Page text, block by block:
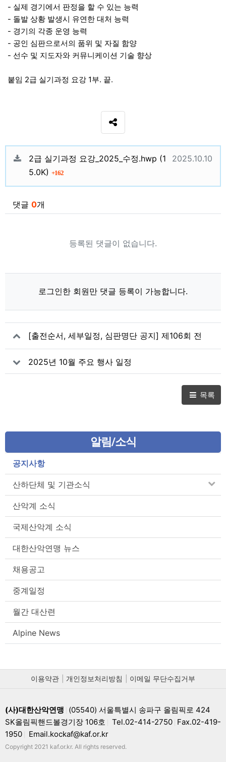
- 실제 경기에서 판정을 할 수 있는 능력
- 돌발 상황 발생시 유연한 대처 능력
- 경기의 각종 운영 능력
- 공인 심판으로서의 품위 및 자질 함양
- 선수 및 지도자와 커뮤니케이션 기술 향상
붙임 2급 실기과정 요강 1부. 끝.
SNS 공유
관련자료
2급 실기과정 요강_2025_수정.hwp 파일크기
(1
5.0K)
162회 다운로드
등록일
2025.10.10
댓글 0개
등록된 댓글이 없습니다.
로그인한 회원만 댓글 등록이 가능합니다.
[출전순서, 세부일정, 심판명단 공지] 제106회 전
국체육대회(1일차 변경)
2025년 10월 주요 행사 일정
목록
알림/소식
공지사항
산하단체 및 기관소식
산악계 소식
국제산악계 소식
대한산악연맹 뉴스
채용공고
중계일정
월간 대산련
Alpine News
이용약관 개인정보처리방침 이메일 무단수집거부
(사)대한산악연맹 (05540) 서울특별시 송파구 올림픽로 424
SK올림픽핸드볼경기장 106호
Tel.02-414-2750 Fax.02-419-
1950
Email.kockaf@kaf.or.kr
Copyright 2021 kaf.or.kr. All rights reserved.